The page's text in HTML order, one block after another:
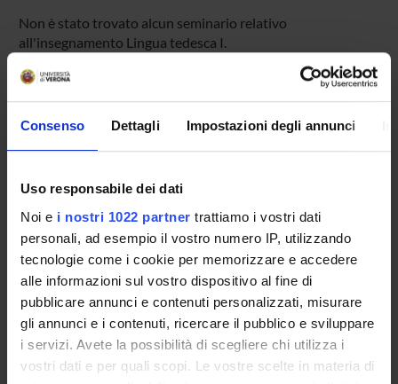
Consenso Dettagli Impostazioni degli annunci
Uso responsabile dei dati
Noi e i nostri 1022 partner trattiamo i vostri dati
personali, ad esempio il vostro numero IP, utilizzando
tecnologie come i cookie per memorizzare e accedere
alle informazioni sul vostro dispositivo al fine di
pubblicare annunci e contenuti personalizzati, misurare
gli annunci e i contenuti, ricercare il pubblico e sviluppare
i servizi. Avete la possibilità di scegliere chi utilizza i
vostri dati e per quali scopi. Le vostre scelte in materia di
Non è stato trovato alcun seminario relativo
all'insegnamento Lingua tedesca I.
OFFERTA FORMATIVA
DOTTORATI DI RICERCA E FORMAZIONE
SUPERIORE
Contatti
Persone
Luoghi
Calendario